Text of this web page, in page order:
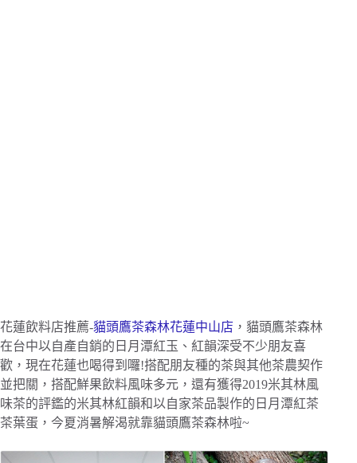
花蓮飲料店推薦-貓頭鷹茶森林花蓮中山店 ，貓頭鷹茶森林
在台中以自產自銷的日月潭紅玉、紅韻深受不少朋友喜
歡，現在花蓮也喝得到囉!搭配朋友種的茶與其他茶農契作
並把關，搭配鮮果飲料風味多元，還有獲得2019米其林風
味茶的評鑑的米其林紅韻和以自家茶品製作的日月潭紅茶
茶葉蛋，今夏消暑解渴就靠貓頭鷹茶森林啦~